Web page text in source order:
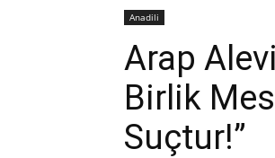
Anadili
Arap
Birlik
Suçtur!”